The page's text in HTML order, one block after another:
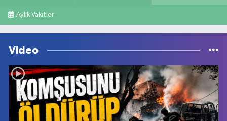
Aylık Vakitler
Video